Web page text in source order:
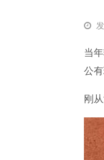
当
公
刚